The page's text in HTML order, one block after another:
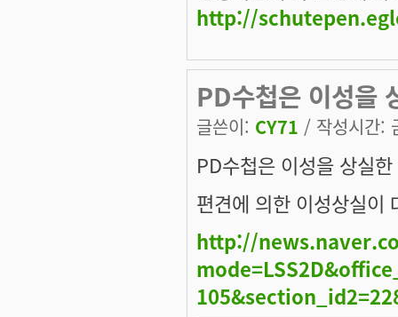
http://
PD수첩은 이성을
글쓴이: CY71 / 작성시간:
PD수첩은 이성을 상실
편견에 의한 이성상실이
http://